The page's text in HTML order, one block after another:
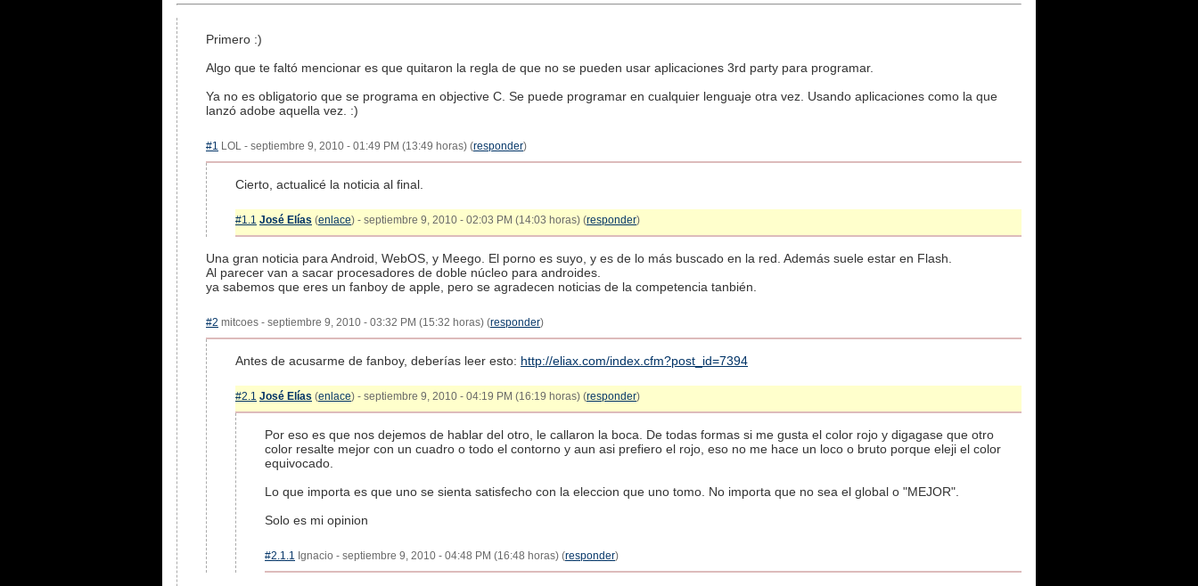
Primero :)
Algo que te faltó mencionar es que quitaron la regla de que no se pueden usar aplicaciones 3rd party para programar.
Ya no es obligatorio que se programa en objective C. Se puede programar en cualquier lenguaje otra vez. Usando aplicaciones como la que
lanzó adobe aquella vez. :)
#1 LOL - septiembre 9, 2010 - 01:49 PM (13:49 horas) (responder)
Cierto, actualicé la noticia al final.
#1.1 José Elías (enlace) - septiembre 9, 2010 - 02:03 PM (14:03 horas) (responder)
Una gran noticia para Android, WebOS, y Meego. El porno es suyo, y es de lo más buscado en la red. Además suele estar en Flash.
Al parecer van a sacar procesadores de doble núcleo para androides.
ya sabemos que eres un fanboy de apple, pero se agradecen noticias de la competencia tanbién.
#2 mitcoes - septiembre 9, 2010 - 03:32 PM (15:32 horas) (responder)
Antes de acusarme de fanboy, deberías leer esto: http://eliax.com/index.cfm?post_id=7394
#2.1 José Elías (enlace) - septiembre 9, 2010 - 04:19 PM (16:19 horas) (responder)
Por eso es que nos dejemos de hablar del otro, le callaron la boca. De todas formas si me gusta el color rojo y digagase que otro
color resalte mejor con un cuadro o todo el contorno y aun asi prefiero el rojo, eso no me hace un loco o bruto porque eleji el color
equivocado.
Lo que importa es que uno se sienta satisfecho con la eleccion que uno tomo. No importa que no sea el global o "MEJOR".
Solo es mi opinion
#2.1.1 Ignacio - septiembre 9, 2010 - 04:48 PM (16:48 horas) (responder)